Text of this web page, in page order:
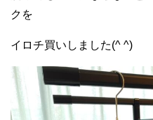
クを
イロチ買いしました(^ ^)